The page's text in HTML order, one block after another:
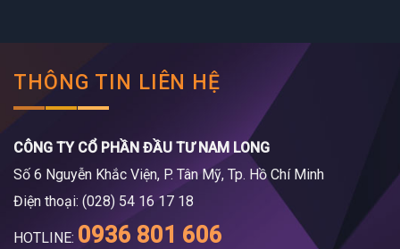
THÔNG TIN LIÊN HỆ
CÔNG TY CỔ PHẦN ĐẦU TƯ NAM LONG
Số 6 Nguyễn Khắc Viện, P. Tân Mỹ, Tp. Hồ Chí Minh
Điện thoại: (028) 54 16 17 18
HOTLINE: 0936 801 606